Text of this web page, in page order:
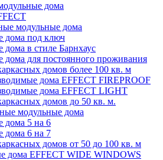
дома
модульные дома
дома под ключ
дома в стиле Барнхаус
дома для постоянного проживания
домов более 100 кв. м
дома EFFECT FIREPROOF
дома EFFECT LIGHT
домов до 50 кв. м.
модульные дома
дома 5 на 6
дома 6 на 7
домов от 50 до 100 кв. м
дома EFFECT WIDE WINDOWS